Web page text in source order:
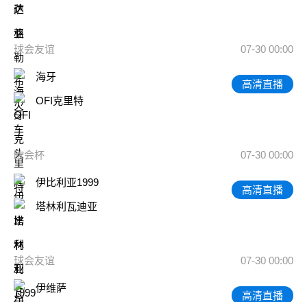
球会友谊 07-30 00:00
海牙
OFI克里特
高清直播
欧会杯 07-30 00:00
伊比利亚1999
塔林利瓦迪亚
高清直播
球会友谊 07-30 00:00
伊维萨
高清直播